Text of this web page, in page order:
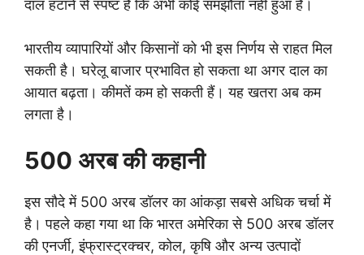
दाल हटाने से स्पष्ट है कि अभी कोई समझौता नहीं हुआ है।
भारतीय व्यापारियों और किसानों को भी इस निर्णय से राहत मिल
सकती है। घरेलू बाजार प्रभावित हो सकता था अगर दाल का
आयात बढ़ता। कीमतें कम हो सकती हैं। यह खतरा अब कम
लगता है।
500 अरब की कहानी
इस सौदे में 500 अरब डॉलर का आंकड़ा सबसे अधिक चर्चा में
है। पहले कहा गया था कि भारत अमेरिका से 500 अरब डॉलर
की एनर्जी, इंफ्रास्ट्रक्चर, कोल, कृषि और अन्य उत्पादों